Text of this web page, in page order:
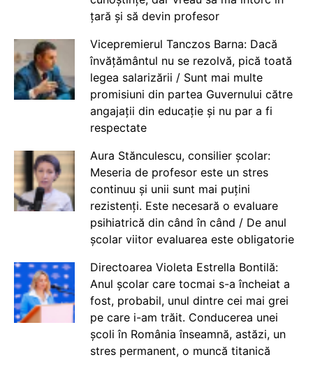
țară și să devin profesor
Vicepremierul Tanczos Barna: Dacă
învățământul nu se rezolvă, pică toată
legea salarizării / Sunt mai multe
promisiuni din partea Guvernului către
angajații din educație și nu par a fi
respectate
Aura Stănculescu, consilier școlar:
Meseria de profesor este un stres
continuu și unii sunt mai puțini
rezistenți. Este necesară o evaluare
psihiatrică din când în când / De anul
școlar viitor evaluarea este obligatorie
Directoarea Violeta Estrella Bontilă:
Anul școlar care tocmai s-a încheiat a
fost, probabil, unul dintre cei mai grei
pe care i-am trăit. Conducerea unei
școli în România înseamnă, astăzi, un
stres permanent, o muncă titanică